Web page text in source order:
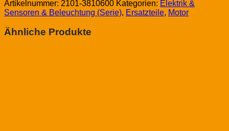
Artikelnummer: 2101-3810600 Kategorien: Elektrik &
Sensoren & Beleuchtung (Serie), Ersatzteile, Motor
Ähnliche Produkte